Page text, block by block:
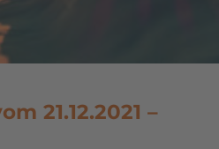
21.12.2021 –